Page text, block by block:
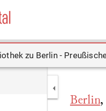
Berlin,